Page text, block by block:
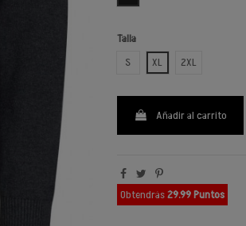
Talla
S
XL 2XL
Añadir al carrito
Obtendrás29.99 Puntos